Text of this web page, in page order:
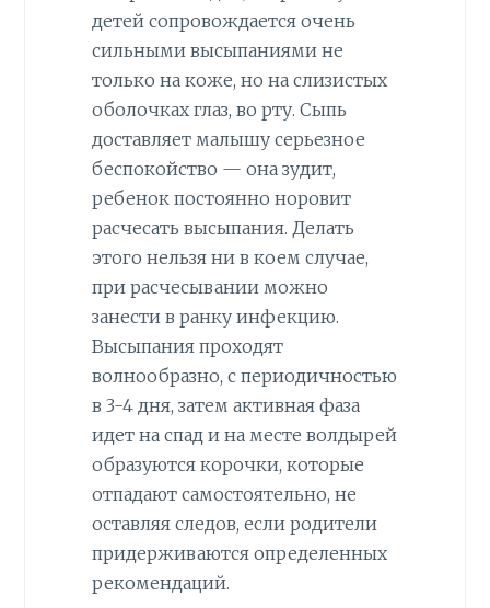
детей сопровождается очень
сильными высыпаниями не
только на коже, но на слизистых
оболочках глаз, во рту. Сыпь
доставляет малышу серьезное
беспокойство — она зудит,
ребенок постоянно норовит
расчесать высыпания. Делать
этого нельзя ни в коем случае,
при расчесывании можно
занести в ранку инфекцию.
Высыпания проходят
волнообразно, с периодичностью
в 3-4 дня, затем активная фаза
идет на спад и на месте волдырей
образуются корочки, которые
отпадают самостоятельно, не
оставляя следов, если родители
придерживаются определенных
рекомендаций.